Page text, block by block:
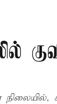
கடந்த சில